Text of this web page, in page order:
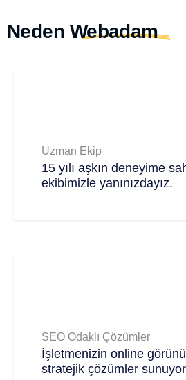
Neden Webadam
Uzman Ekip
15 yılı aşkın deneyime
ekibimizle yanınızdayız.
SEO Odaklı Çözümler
İşletmenizin online
stratejik çözümler